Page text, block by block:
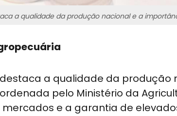
a qualidade da produção nacional e a
a qualidade da
pelo Ministério da
e a garantia de